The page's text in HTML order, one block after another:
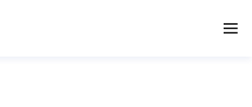
열기